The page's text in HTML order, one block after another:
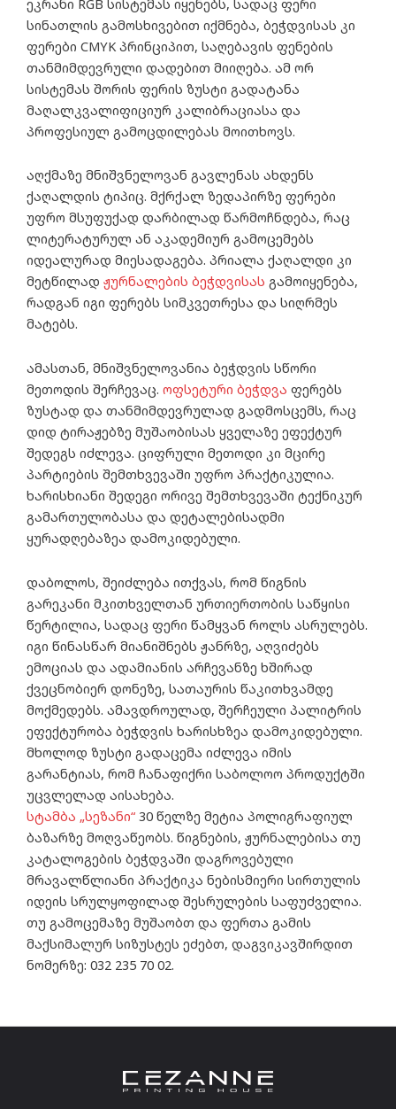
სინათლის გამოსხივებით იქმნება, ბეჭდვისას კი
ფერები CMYK პრინციპით, საღებავის ფენების
თანმიმდევრული დადებით მიიღება. ამ ორ
სისტემას შორის ფერის ზუსტი გადატანა
მაღალკვალიფიციურ კალიბრაციასა და
პროფესიულ გამოცდილებას მოითხოვს.
აღქმაზე მნიშვნელოვან გავლენას ახდენს
ქაღალდის ტიპიც. მქრქალ ზედაპირზე ფერები
უფრო მსუფუქად დარბილად წარმოჩნდება, რაც
ლიტერატურულ ან აკადემიურ გამოცემებს
იდეალურად მიესადაგება. პრიალა ქაღალდი კი
მეტწილად ჟურნალების ბეჭდვისას გამოიყენება,
რადგან იგი ფერებს სიმკვეთრესა და სიღრმეს
მატებს.
ამასთან, მნიშვნელოვანია ბეჭდვის სწორი
მეთოდის შერჩევაც. ოფსეტური ბეჭდვა ფერებს
ზუსტად და თანმიმდევრულად გადმოსცემს, რაც
დიდ ტირაჟებზე მუშაობისას ყველაზე ეფექტურ
შედეგს იძლევა. ციფრული მეთოდი კი მცირე
პარტიების შემთხვევაში უფრო პრაქტიკულია.
ხარისხიანი შედეგი ორივე შემთხვევაში ტექნიკურ
გამართულობასა და დეტალებისადმი
ყურადღებაზეა დამოკიდებული.
დაბოლოს, შეიძლება ითქვას, რომ წიგნის
გარეკანი მკითხველთან ურთიერთობის საწყისი
წერტილია, სადაც ფერი წამყვან როლს ასრულებს.
იგი წინასწარ მიანიშნებს ჟანრზე, აღვიძებს
ემოციას და ადამიანის არჩევანზე ხშირად
ქვეცნობიერ დონეზე, სათაურის წაკითხვამდე
მოქმედებს. ამავდროულად, შერჩეული პალიტრის
ეფექტურობა ბეჭდვის ხარისხზეა დამოკიდებული.
მხოლოდ ზუსტი გადაცემა იძლევა იმის
გარანტიას, რომ ჩანაფიქრი საბოლოო პროდუქტში
უცვლელად აისახება.
სტამბა „სეზანი“ 30 წელზე მეტია პოლიგრაფიულ
ბაზარზე მოღვაწეობს. წიგნების, ჟურნალებისა თუ
კატალოგების ბეჭდვაში დაგროვებული
მრავალწლიანი პრაქტიკა ნებისმიერი სირთულის
იდეის სრულყოფილად შესრულების საფუძველია.
თუ გამოცემაზე მუშაობთ და ფერთა გამის
მაქსიმალურ სიზუსტეს ეძებთ, დაგვიკავშირდით
ნომერზე: 032 235 70 02.